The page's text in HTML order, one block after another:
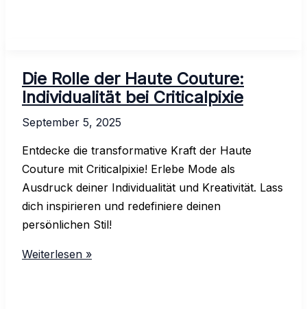
Libeau
für
jeden
Anlass
Die Rolle der Haute Couture:
Individualität bei Criticalpixie
September 5, 2025
Entdecke die transformative Kraft der Haute
Couture mit Criticalpixie! Erlebe Mode als
Ausdruck deiner Individualität und Kreativität. Lass
dich inspirieren und redefiniere deinen
persönlichen Stil!
Die
Weiterlesen »